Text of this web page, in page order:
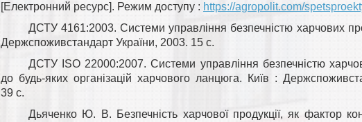
[Електронний ресурс]. Режим доступу : https://agropolit.com/
ДСТУ 4161:2003. Системи управління безпечністю харчових
Держспоживстандарт України, 2003. 15 с.
ДСТУ ІSO 22000:2007. Системи управління безпечністю
до будь-яких організацій харчового ланцюга. Київ :
39 с.
Дьяченко Ю. В. Безпечність харчової продукції, як фактор